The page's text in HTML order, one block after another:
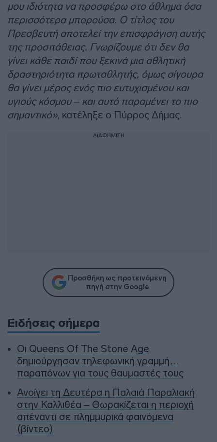
μου ιδιότητα να προσφέρω στο άθλημα όσα
περισσότερα μπορούσα. Ο τίτλος του
Πρεσβευτή αποτελεί την επισφράγιση αυτής
της προσπάθειας. Γνωρίζουμε ότι δεν θα
γίνει κάθε παιδί που ξεκινά μια αθλητική
δραστηριότητα πρωταθλητής, όμως σίγουρα
θα γίνει μέρος ενός πιο ευτυχισμένου και
υγιούς κόσμου – και αυτό παραμένει το πιο
σημαντικό», κατέληξε ο Πύρρος Δήμας.
ΔΙΑΦΗΜΙΣΗ
Προσθήκη ως προτεινόμενη
πηγή στην Google
Ειδήσεις σήμερα
Οι Queens Of The Stone Age
δημιούργησαν τηλεφωνική γραμμή…
παραπόνων για τους θαυμαστές τους
Ανοίγει τη Δευτέρα η Παλαιά Παραλιακή
στην Καλλιθέα – Θωρακίζεται η περιοχή
απέναντι σε πλημμυρικά φαινόμενα
(βίντεο)